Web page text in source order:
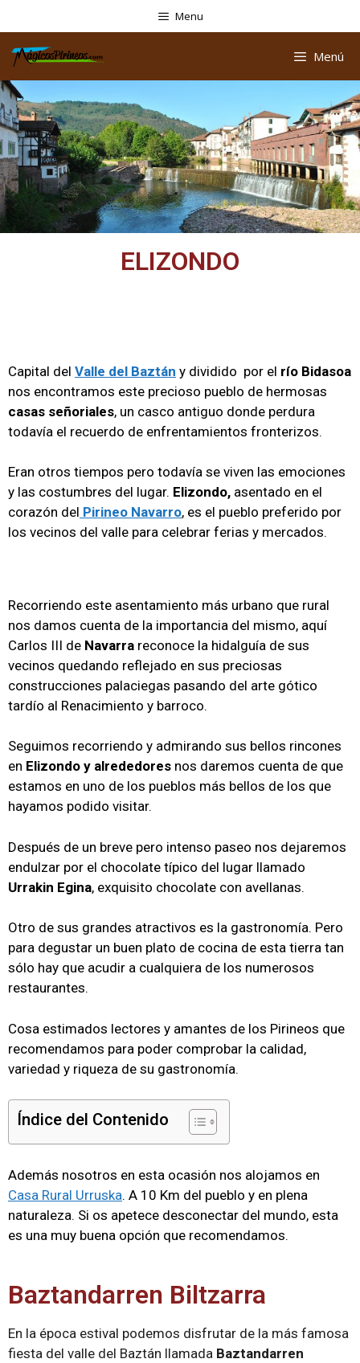
Menu
Menú
ELIZONDO
Capital del Valle del Baztán y dividido por el río Bidasoa
nos encontramos este precioso pueblo de hermosas
casas señoriales, un casco antiguo donde perdura
todavía el recuerdo de enfrentamientos fronterizos.
Eran otros tiempos pero todavía se viven las emociones
y las costumbres del lugar. Elizondo, asentado en el
corazón del Pirineo Navarro, es el pueblo preferido por
los vecinos del valle para celebrar ferias y mercados.
Recorriendo este asentamiento más urbano que rural
nos damos cuenta de la importancia del mismo, aquí
Carlos III de Navarra reconoce la hidalguía de sus
vecinos quedando reflejado en sus preciosas
construcciones palaciegas pasando del arte gótico
tardío al Renacimiento y barroco.
Seguimos recorriendo y admirando sus bellos rincones
en Elizondo y alrededores nos daremos cuenta de que
estamos en uno de los pueblos más bellos de los que
hayamos podido visitar.
Después de un breve pero intenso paseo nos dejaremos
endulzar por el chocolate típico del lugar llamado
Urrakin Egina, exquisito chocolate con avellanas.
Otro de sus grandes atractivos es la gastronomía. Pero
para degustar un buen plato de cocina de esta tierra tan
sólo hay que acudir a cualquiera de los numerosos
restaurantes.
Cosa estimados lectores y amantes de los Pirineos que
recomendamos para poder comprobar la calidad,
variedad y riqueza de su gastronomía.
Índice del Contenido
Además nosotros en esta ocasión nos alojamos en
Casa Rural Urruska. A 10 Km del pueblo y en plena
naturaleza. Si os apetece desconectar del mundo, esta
es una muy buena opción que recomendamos.
Baztandarren Biltzarra
En la época estival podemos disfrutar de la más famosa
fiesta del valle del Baztán llamada Baztandarren